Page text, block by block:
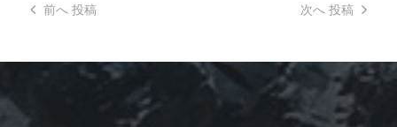
次へ 投稿
前へ投稿